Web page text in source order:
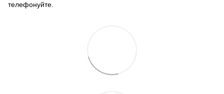
телефонуйте.